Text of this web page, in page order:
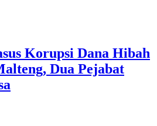
Korupsi Dana Hibah
Dua Pejabat